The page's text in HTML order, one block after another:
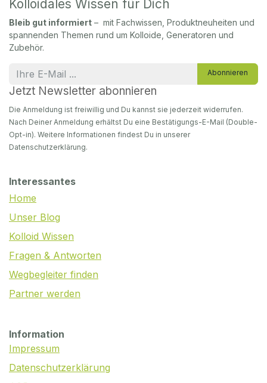
Kolloidales Wissen für Dich
Bleib gut informiert – mit Fachwissen, Produktneuheiten und
spannenden Themen rund um Kolloide, Generatoren und
Zubehör.
Abonnieren
Jetzt Newsletter abonnieren
Die Anmeldung ist freiwillig und Du kannst sie jederzeit widerrufen.
Nach Deiner Anmeldung erhältst Du eine Bestätigungs-E-Mail (Double-
Opt-in). Weitere Informationen findest Du in unserer
Datenschutzerklärung.
Interessantes
Home
Unser Blog
Kolloid Wissen
Fragen & Antworten
Wegbegleiter finden
Partner werden
Information
Impressum
Datenschutzerklärung